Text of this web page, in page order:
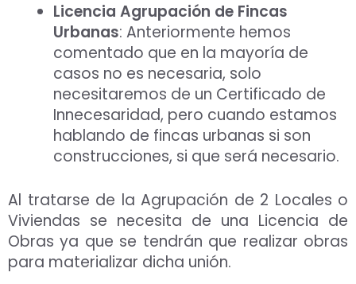
Licencia Agrupación de Fincas
Urbanas: Anteriormente hemos
comentado que en la mayoría de
casos no es necesaria, solo
necesitaremos de un Certificado de
Innecesaridad, pero cuando estamos
hablando de fincas urbanas si son
construcciones, si que será necesario.
Al tratarse de la Agrupación de 2 Locales o
Viviendas se necesita de una Licencia de
Obras ya que se tendrán que realizar obras
para materializar dicha unión.